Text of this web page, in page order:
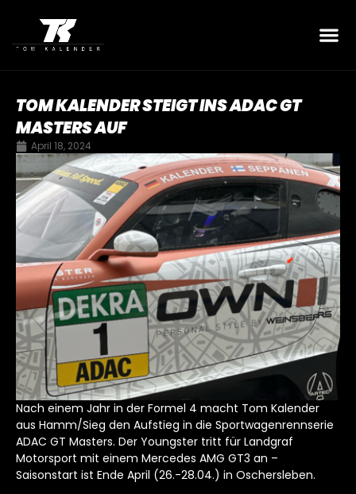
TOM KALENDER STEIGT INS ADAC GT
MASTERS AUF
April 18, 2024
Nach einem Jahr in der Formel 4 macht Tom Kalender
aus Hamm/Sieg den Aufstieg in die Sportwagenrennserie
ADAC GT Masters. Der Youngster tritt für Landgraf
Motorsport mit einem Mercedes AMG GT3 an –
Saisonstart ist Ende April (26.-28.04.) in Oschersleben.